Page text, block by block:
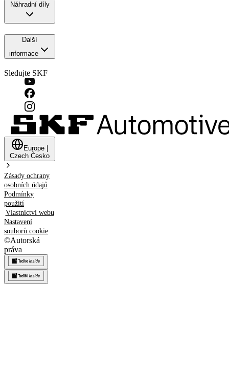
Náhradní díly
Další
informace
Sledujte SKF
Europe
Czech Česko
Zásady ochrany
osobních údajů
Podmínky
použití
Vlastnictví webu
Nastavení
souborů cookie
©Autorská
práva